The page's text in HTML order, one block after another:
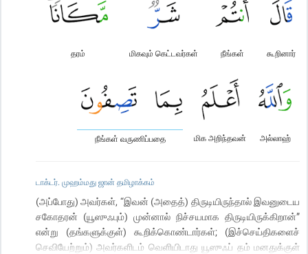
கூறினார்
நீங்கள்
மிகவும் கெட்டவர்கள்
தரம்
அல்லாஹ்
மிக அறிந்தவன்
நீங்கள் வருணிப்பதை
டாக்டர். முஹம்மது ஜான் தமிழாக்கம்
(அப்போது) அவர்கள், “இவன் (அதைத்) திருடியிருந்தால் இவனுடைய
சகோதரன் (யூஸுஃபும்) முன்னால் நிச்சயமாக திருடியிருக்கிறான்”
என்று (தங்களுக்குள்) கூறிக்கொண்டார்கள்; (இச்செய்திகளைச்
செவியேற்றும்) அவர்களிடம் வெளியிடாது யூஸுஃப் தம் மனதுக்குள்